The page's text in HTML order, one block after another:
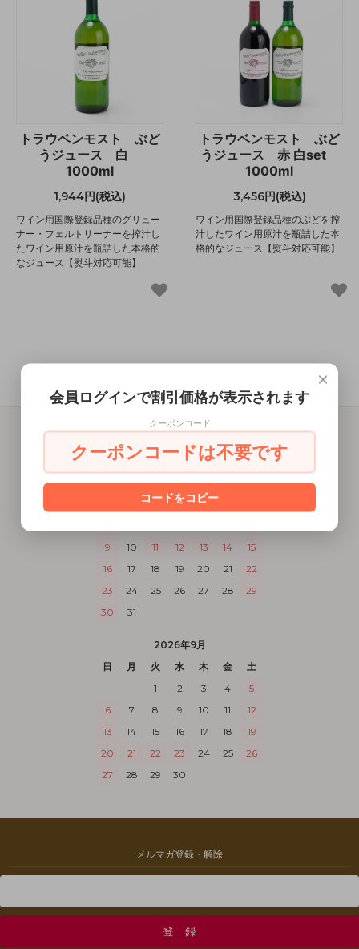
トラウベンモスト ぶど
うジュース 白
1000ml
1,944円(税込)
ワイン用国際登録品種のグリュー
ナー・フェルトリーナーを搾汁し
たワイン用原汁を瓶詰した本格的
なジュース【熨斗対応可能】
トラウベンモスト ぶど
うジュース 赤 白set
1000ml
3,456円(税込)
ワイン用国際登録品種のぶどを搾
汁したワイン用原汁を瓶詰した本
格的なジュース【熨斗対応可能】
2026年8月
日
月 火 水 木 金
土
9
10 11 12 13 14
15
16
17 18 19 20 21
22
23
24 25 26 27 28
29
30
31
2026年9月
日
月 火 水 木 金
土
1
2 3 4
5
6
7 8 9 10 11
12
13
14 15 16 17 18
19
20
21 22 23 24 25
26
27
28 29 30
メルマガ登録・解除
×
会員ログインで割引価格が表示されます
クーポンコード
クーポンコードは不要です
コードをコピー